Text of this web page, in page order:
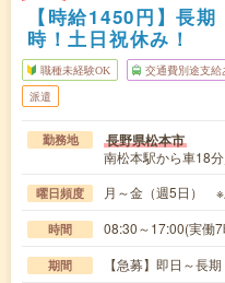
【時給1450円】長
時！土日祝休み！
職種未経験OK 交通費別途支給
派遣
勤務地 長野県松本市
南松本駅から車18
曜日頻度 月～金（週5日）
時間 08:30～17:00(実働
期間 【急募】即日～長